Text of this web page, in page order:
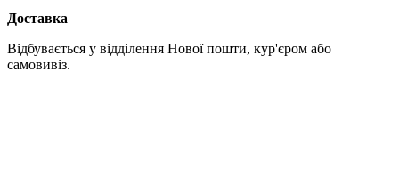
Доставка
Відбувається у відділення Нової пошти, кур'єром або
самовивіз.